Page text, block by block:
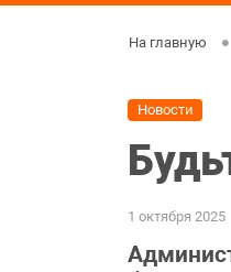
На главную
Новости
1 октября 2025